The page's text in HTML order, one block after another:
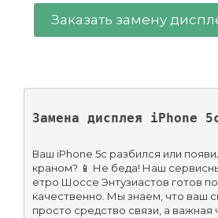
Заказать замену
Замена дисплея iPhone
Ваш iPhone 5c разбился или
краном? 📱 Не беда! Наш
етро Шоссе Энтузиастов готов
качественно. Мы знаем, что ваш
просто средство связи, а важная